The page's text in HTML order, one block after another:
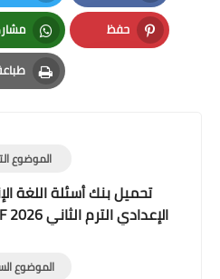
Facebook
حفظ
Pinterest
Print
الموضوع
تحميل بنك أسئلة اللغة
الإعدادي الترم الثاني 2026 PDF بالإجابات النموذجية
الموضوع